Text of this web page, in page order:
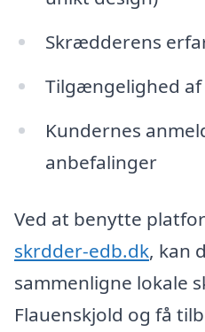
Skrædderens
Tilgængelighed
Kundernes
anbefalinger
Ved at benytte
skrdder-edb.dk, kan
sammenligne lokale
Flauenskjold og få